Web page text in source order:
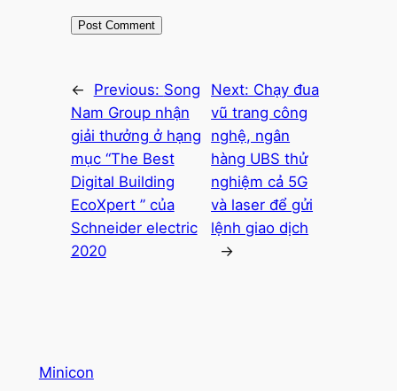
← Previous: Song
Nam Group nhận
giải thưởng ở hạng
mục “The Best
Digital Building
EcoXpert ” của
Schneider electric
2020
Next: Chạy đua
vũ trang công
nghệ, ngân
hàng UBS thử
nghiệm cả 5G
và laser để gửi
lệnh giao dịch
→
Minicon